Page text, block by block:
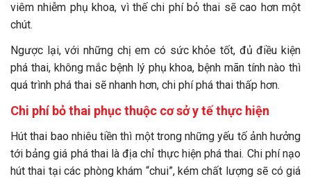
viêm nhiễm phụ khoa, vì thế chi phí bỏ thai sẽ cao hơn một
chút.
Ngược lại, với những chị em có sức khỏe tốt, đủ điều kiện
phá thai, không mắc bệnh lý phụ khoa, bệnh mãn tính nào thì
quá trình phá thai sẽ nhanh hơn, chi phí phá thai thấp hơn.
Chi phí bỏ thai phục thuộc cơ sở y tế thực hiện
Hút thai bao nhiêu tiền thì một trong những yếu tố ảnh hưởng
tới bảng giá phá thai là địa chỉ thực hiện phá thai. Chi phí nạo
hút thai tại các phòng khám “chui”, kém chất lượng sẽ có giá